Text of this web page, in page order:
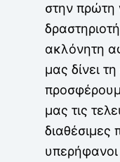
στην
ακλόνητη
μας δίνει
μας τις
διαθέσιμες
υπερήφανοι